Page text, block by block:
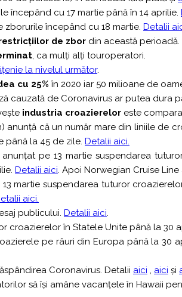
începând cu 17 martie până în 14 aprilie.
începând cu 18 martie. Detalii
de zbor din această perioadă.
, ca mulți alți touroperatori.
la nivelul următor.
cu 25% în 2020 iar 50 milioane de
cauzată de Coronavirus ar putea dura
industria croazierelor este
anunță că un număr mare din liniile
până la 45 de zile. Detalii aici.
pe 13 martie suspendarea
Detalii aici. Apoi Norwegian Cruise
martie suspendarea tuturor
aici.
publicului. Detalii aici.
croazierelor în Statele Unite până la 30
pe râuri din Europa până la 30
Coronavirus. Detalii aici , aici și
să își amâne vacanțele în Hawaii